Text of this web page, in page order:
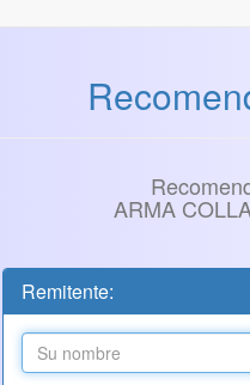
ARMA
Remitente: